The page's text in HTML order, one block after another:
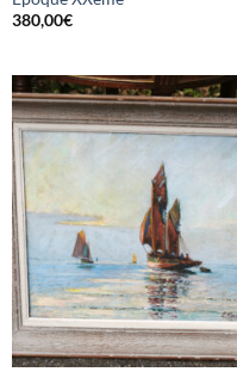
380,00€